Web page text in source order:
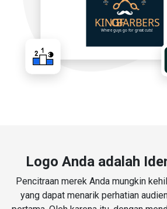
Logo Anda adalah
Pencitraan merek Anda mungkin
yang dapat menarik perhatian